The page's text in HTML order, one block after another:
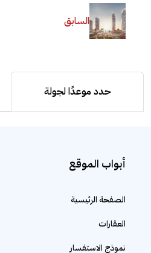
السابق
حدد موعدًا لجولة
أبواب الموقع
الصفحة الرئيسية
العقارات
نموذج الاستفسار